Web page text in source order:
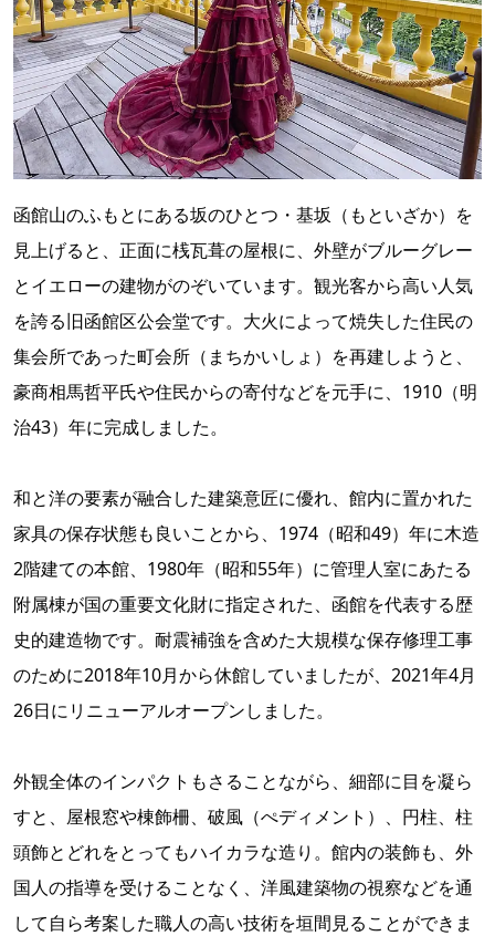
函館山のふもとにある坂のひとつ・基坂（もといざか）を
見上げると、正面に桟瓦葺の屋根に、外壁がブルーグレー
とイエローの建物がのぞいています。観光客から高い人気
を誇る旧函館区公会堂です。大火によって焼失した住民の
集会所であった町会所（まちかいしょ）を再建しようと、
豪商相馬哲平氏や住民からの寄付などを元手に、1910（明
治43）年に完成しました。
和と洋の要素が融合した建築意匠に優れ、館内に置かれた
家具の保存状態も良いことから、1974（昭和49）年に木造
2階建ての本館、1980年（昭和55年）に管理人室にあたる
附属棟が国の重要文化財に指定された、函館を代表する歴
史的建造物です。耐震補強を含めた大規模な保存修理工事
のために2018年10月から休館していましたが、2021年4月
26日にリニューアルオープンしました。
外観全体のインパクトもさることながら、細部に目を凝ら
すと、屋根窓や棟飾柵、破風（ぺディメント）、円柱、柱
頭飾とどれをとってもハイカラな造り。館内の装飾も、外
国人の指導を受けることなく、洋風建築物の視察などを通
して自ら考案した職人の高い技術を垣間見ることができま